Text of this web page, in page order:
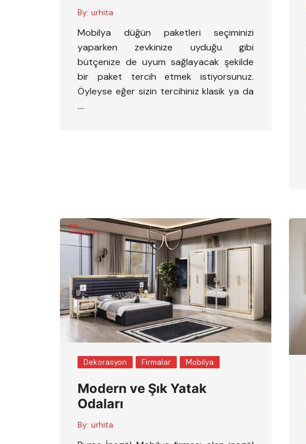
By: urhita
Mobilya düğün paketleri seçiminizi
yaparken zevkinize uyduğu gibi
bütçenize de uyum sağlayacak şekilde
bir paket tercih etmek istiyorsunuz.
Öyleyse eğer sizin tercihiniz klasik ya da
….
Dekorasyon Firmalar Mobilya
Modern ve Şık Yatak
Odaları
By: urhita